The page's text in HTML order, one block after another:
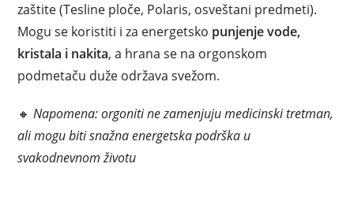
zaštite (Tesline ploče, Polaris, osveštani predmeti).
Mogu se koristiti i za energetsko punjenje vode,
kristala i nakita, a hrana se na orgonskom
podmetaču duže održava svežom.
🔸Napomena: orgoniti ne zamenjuju medicinski tretman,
ali mogu biti snažna energetska podrška u
svakodnevnom životu